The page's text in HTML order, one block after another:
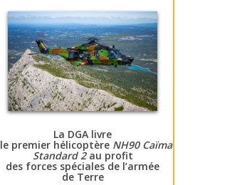
La DGA livre
le premier hélicoptère NH90 Caïman
Standard 2au profit
des forces spéciales de l’armée
de Terre